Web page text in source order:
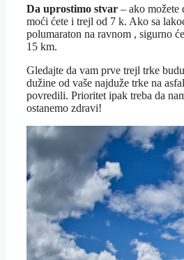
Da uprostimo stvar – ako možete
moći ćete i trejl od 7 k. Ako sa
polumaraton na ravnom , sigurno
15 km.
Gledajte da vam prve trejl trke
dužine od vaše najduže trke na
povredili. Prioritet ipak treba da
ostanemo zdravi!